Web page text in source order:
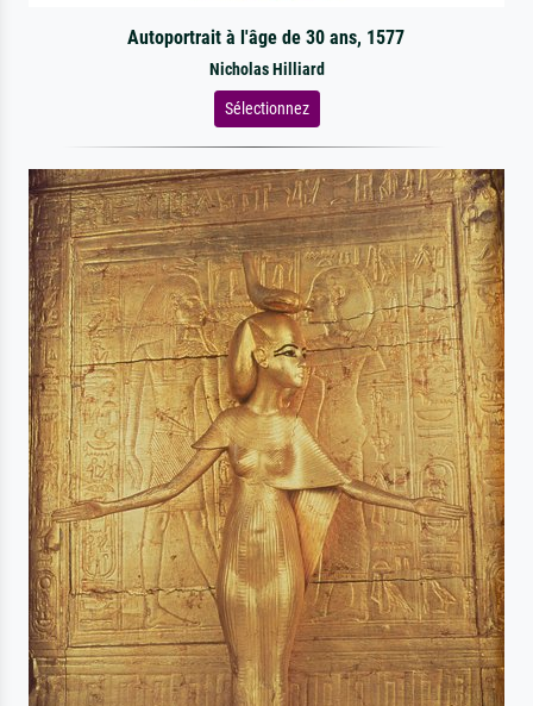
Autoportrait à l'âge de 30 ans, 1577
Nicholas Hilliard
Sélectionnez